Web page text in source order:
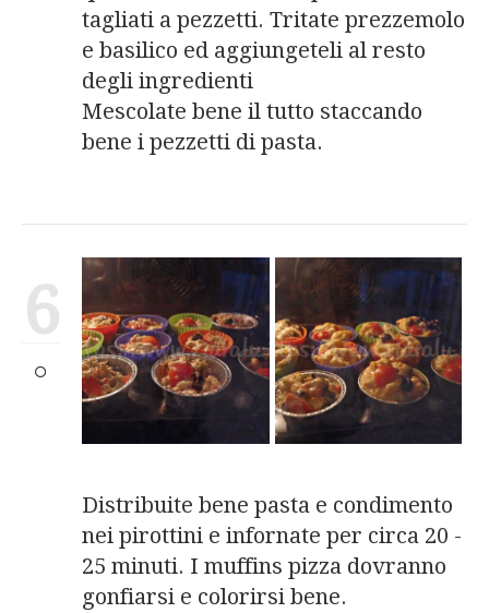
tagliati a pezzetti. Tritate prezzemolo
e basilico ed aggiungeteli al resto
degli ingredienti
Mescolate bene il tutto staccando
bene i pezzetti di pasta.
6
Distribuite bene pasta e condimento
nei pirottini e infornate per circa 20 -
25 minuti. I muffins pizza dovranno
gonfiarsi e colorirsi bene.